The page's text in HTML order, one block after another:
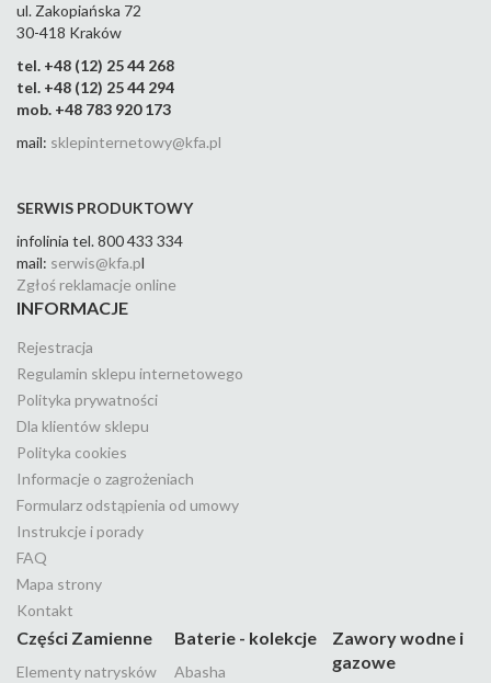
ul. Zakopiańska 72
30-418 Kraków
tel. +48 (12) 25 44 268
tel. +48 (12) 25 44 294
mob. +48 783 920 173
mail: sklepinternetowy@kfa.pl
SERWIS PRODUKTOWY
infolinia tel. 800 433 334
mail: serwis@kfa.pl
Zgłoś reklamacje online
INFORMACJE
Rejestracja
Regulamin sklepu internetowego
Polityka prywatności
Dla klientów sklepu
Polityka cookies
Informacje o zagrożeniach
Formularz odstąpienia od umowy
Instrukcje i porady
FAQ
Mapa strony
Kontakt
Części Zamienne
Elementy natrysków
Baterie - kolekcje
Abasha
Zawory wodne i
gazowe